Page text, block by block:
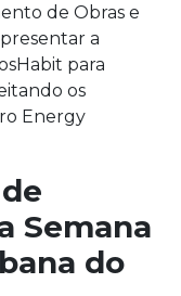
de Obras e
a
para
os
Energy
Semana
do